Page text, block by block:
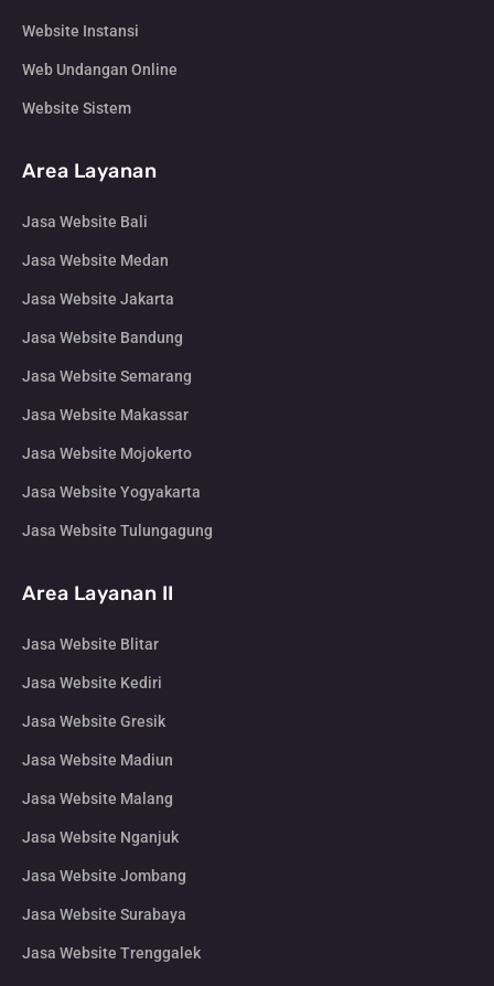
Website Instansi
Web Undangan Online
Website Sistem
Area Layanan
Jasa Website Bali
Jasa Website Medan
Jasa Website Jakarta
Jasa Website Bandung
Jasa Website Semarang
Jasa Website Makassar
Jasa Website Mojokerto
Jasa Website Yogyakarta
Jasa Website Tulungagung
Area Layanan II
Jasa Website Blitar
Jasa Website Kediri
Jasa Website Gresik
Jasa Website Madiun
Jasa Website Malang
Jasa Website Nganjuk
Jasa Website Jombang
Jasa Website Surabaya
Jasa Website Trenggalek